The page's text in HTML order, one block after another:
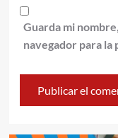
Guarda mi
navegador para la